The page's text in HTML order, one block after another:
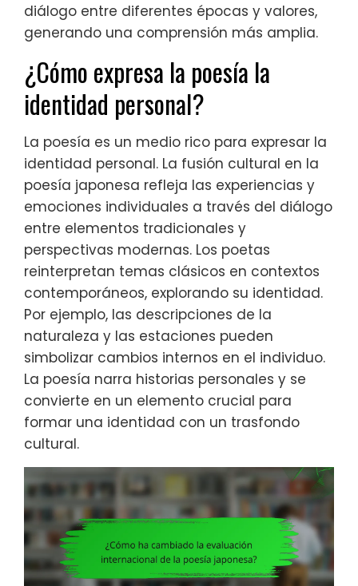
diálogo entre diferentes épocas y valores,
generando una comprensión más amplia.
¿Cómo expresa la poesía la
identidad personal?
La poesía es un medio rico para expresar la
identidad personal. La fusión cultural en la
poesía japonesa refleja las experiencias y
emociones individuales a través del diálogo
entre elementos tradicionales y
perspectivas modernas. Los poetas
reinterpretan temas clásicos en contextos
contemporáneos, explorando su identidad.
Por ejemplo, las descripciones de la
naturaleza y las estaciones pueden
simbolizar cambios internos en el individuo.
La poesía narra historias personales y se
convierte en un elemento crucial para
formar una identidad con un trasfondo
cultural.